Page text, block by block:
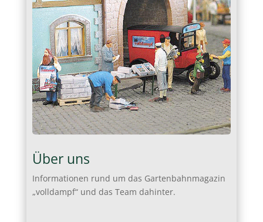
Über uns
Informationen rund um das Gartenbahnmagazin
„volldampf“ und das Team dahinter.